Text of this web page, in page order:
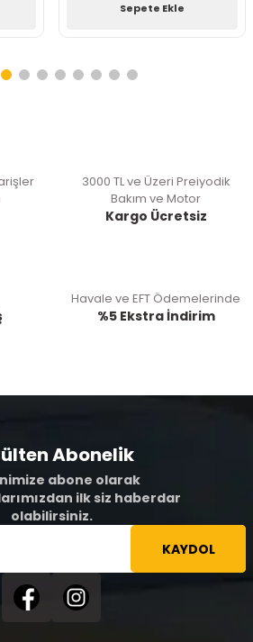
Sepete Ekle
3000 TL ve Üzeri Preiyodik
Bakım ve Motor
Kargo Ücretsiz
Havale ve EFT Ödemelerinde
%5 Ekstra İndirim
Abonelik
abone olarak
ilk siz haberdar
olabilirsiniz.
KAYDOL